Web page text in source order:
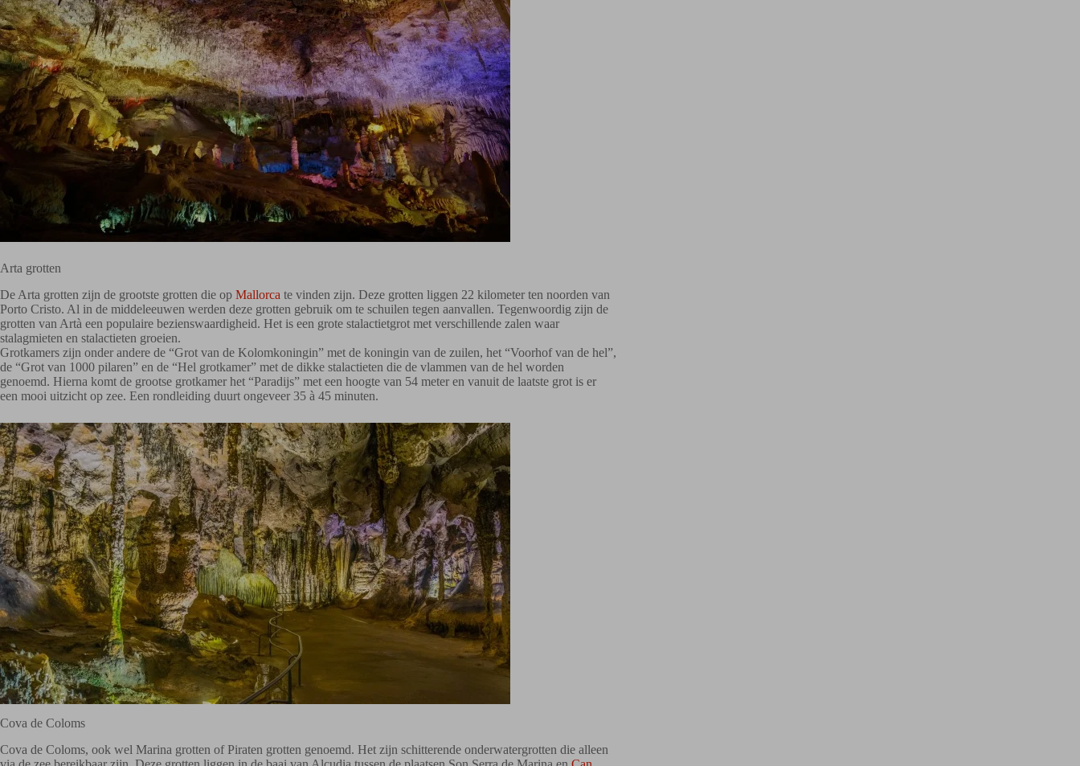
Arta grotten
De Arta grotten zijn de grootste grotten die op Mallorca te vinden zijn. Deze grotten liggen 22 kilometer ten noorden van
Porto Cristo. Al in de middeleeuwen werden deze grotten gebruik om te schuilen tegen aanvallen. Tegenwoordig zijn de
grotten van Artà een populaire bezienswaardigheid. Het is een grote stalactietgrot met verschillende zalen waar
stalagmieten en stalactieten groeien.
Grotkamers zijn onder andere de “Grot van de Kolomkoningin” met de koningin van de zuilen, het “Voorhof van de hel”,
de “Grot van 1000 pilaren” en de “Hel grotkamer” met de dikke stalactieten die de vlammen van de hel worden
genoemd. Hierna komt de grootse grotkamer het “Paradijs” met een hoogte van 54 meter en vanuit de laatste grot is er
een mooi uitzicht op zee. Een rondleiding duurt ongeveer 35 à 45 minuten.
Cova de Coloms
Cova de Coloms, ook wel Marina grotten of Piraten grotten genoemd. Het zijn schitterende onderwatergrotten die alleen